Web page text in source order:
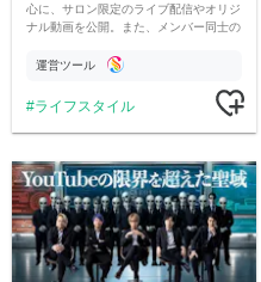
心に、サロン限定のライブ配信やオリジ
ナル動画を公開。また、メンバー同士の
ただいています。
運営ツール
ライフスタイル